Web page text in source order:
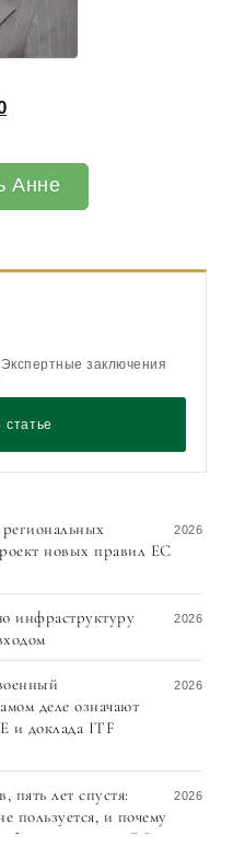
Анне
заключения
региональных
новых правил ЕС
2026
инфраструктуру
2026
деле означают
и доклада ITF
2026
пять лет спустя:
пользуется, и почему
на пути в ЕС
2026